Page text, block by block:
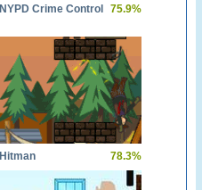
NYPD Crime Control 75.9%
Hitman 78.3%